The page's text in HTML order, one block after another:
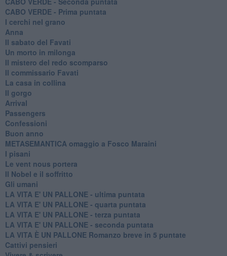
CABO VERDE - Prima puntata
I cerchi nel grano
Anna
Il sabato del Favati
Un morto in milonga
Il mistero del redo scomparso
Il commissario Favati
La casa in collina
Il gorgo
Arrival
Passengers
Confessioni
Buon anno
METASEMANTICA omaggio a Fosco Maraini
I pisani
Le vent nous portera
Il Nobel e il soffritto
Gli umani
LA VITA E' UN PALLONE - ultima puntata
LA VITA E' UN PALLONE - quarta puntata
LA VITA E' UN PALLONE - terza puntata
LA VITA E' UN PALLONE - seconda puntata
LA VITA È UN PALLONE Romanzo breve in 5 puntate
Cattivi pensieri